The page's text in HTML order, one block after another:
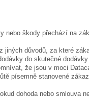
nebo škody přechází na
důvodů, za které
do skutečné
že jsou v moci
písemně stanovené
dohoda nebo smlouva